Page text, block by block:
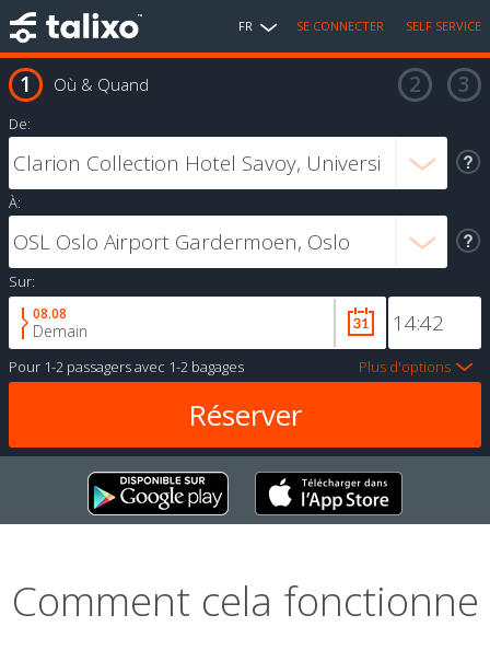
FR SE CONNECTER SELF SERVICE
Où & Quand
De:
À:
Sur:
08.08
Demain
Pour 1-2 passagersavec 1-2 bagages Plus d'options
Comment cela fonctionne